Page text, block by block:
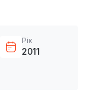
Рік
2011